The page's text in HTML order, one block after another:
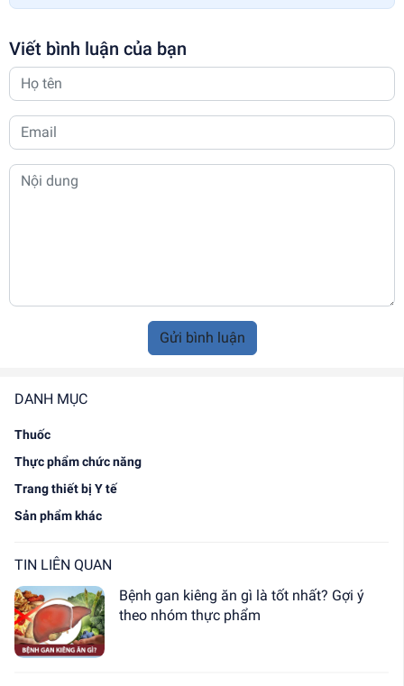
DANH MỤC
Thuốc
Thực phẩm chức năng
Trang thiết bị Y tế
Sản phẩm khác
TIN LIÊN QUAN
Bệnh gan kiêng ăn gì là tốt nhất? Gợi ý
theo nhóm thực phẩm
Viết bình luận của bạn
Gửi bình luận